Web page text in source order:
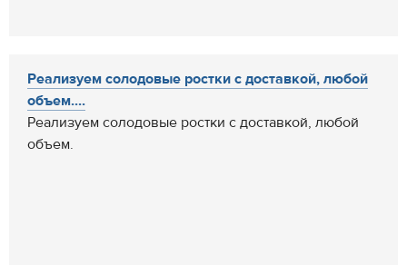
Реализуем солодовые ростки с доставкой, любой
объем....
Реализуем солодовые ростки с доставкой, любой
объем.